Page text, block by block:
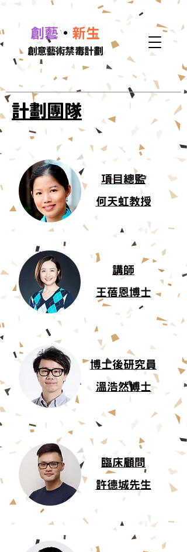
創藝• 新生
創意藝術禁毒計劃
項目總監
何天虹教授
講師
王蓓恩博士
博士後研究員​
溫浩然博士
臨床顧問
許德城先生
計劃團隊